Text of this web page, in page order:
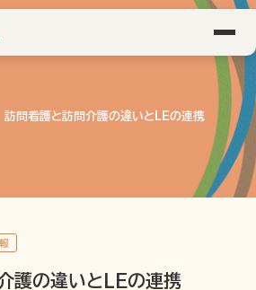
訪問看護と訪問介護の違いとLEの連携
護の違いとLEの連携